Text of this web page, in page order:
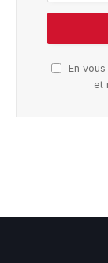
En
et